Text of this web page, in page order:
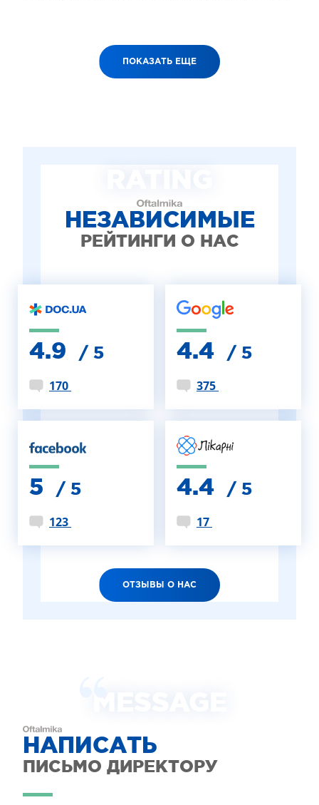
ПОКАЗАТЬ ЕЩЕ
НЕЗАВИСИМЫЕ
РЕЙТИНГИ О НАС
4.9 / 5
170
4.4 / 5
375
5 / 5
123
4.4 / 5
17
ОТЗЫВЫ О НАС
НАПИСАТЬ
ПИСЬМО ДИРЕКТОРУ